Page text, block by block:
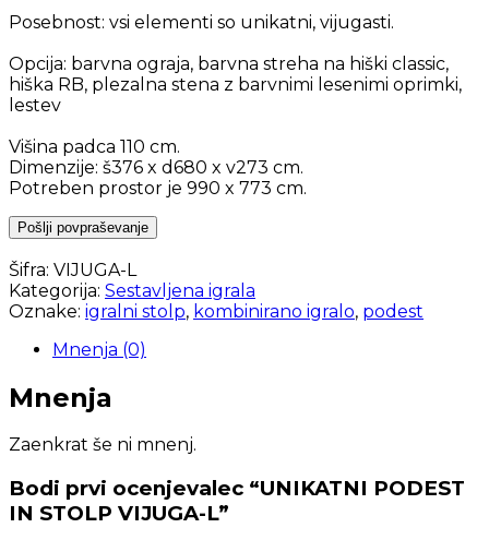
Posebnost: vsi elementi so unikatni, vijugasti.
Opcija: barvna ograja, barvna streha na hiški classic,
hiška RB, plezalna stena z barvnimi lesenimi oprimki,
lestev
Višina padca 110 cm.
Dimenzije: š376 x d680 x v273 cm.
Potreben prostor je 990 x 773 cm.
Šifra: VIJUGA-L
Kategorija: Sestavljena igrala
Oznake: igralni stolp, kombinirano igralo, podest
Mnenja (0)
Mnenja
Zaenkrat še ni mnenj.
Bodi prvi ocenjevalec “UNIKATNI PODEST
IN STOLP VIJUGA-L”